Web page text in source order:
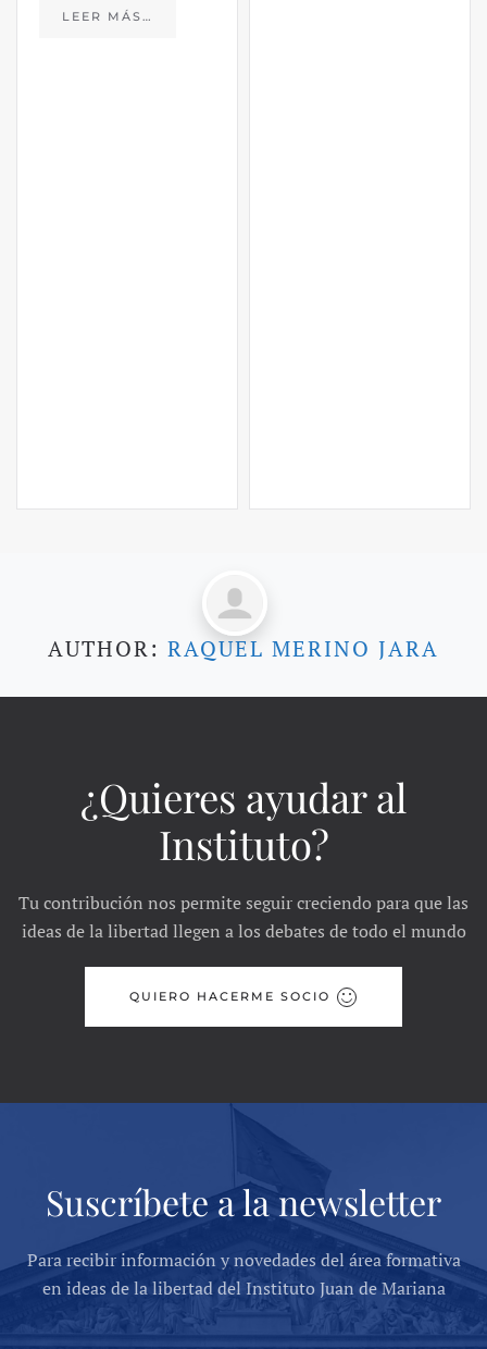
LEER MÁS…
AUTHOR: RAQUEL MERINO JARA
¿Quieres ayudar al
Instituto?
Tu contribución nos permite seguir creciendo para que las
ideas de la libertad llegen a los debates de todo el mundo
QUIERO HACERME SOCIO
Suscríbete a la newsletter
Para recibir información y novedades del área formativa
en ideas de la libertad del Instituto Juan de Mariana